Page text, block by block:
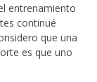
entrenamiento
continué
que una
es que uno